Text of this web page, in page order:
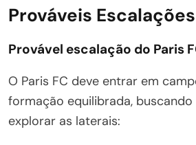
Prováveis Escalações
Provável escalação do Paris
O Paris FC deve entrar em
formação equilibrada,
explorar as laterais: